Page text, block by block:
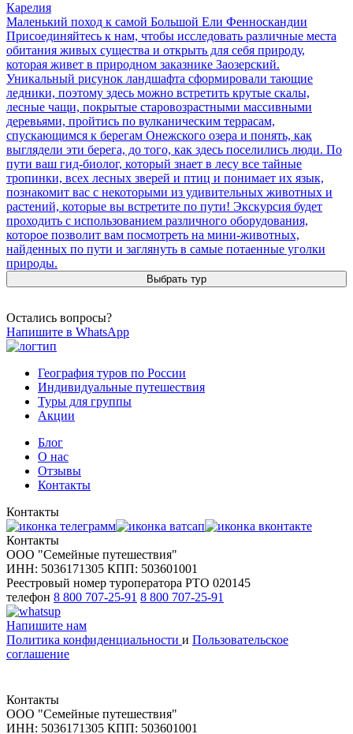
Карелия
Маленький поход к самой Большой Ели Фенноскандии
Присоединяйтесь к нам, чтобы исследовать различные места
обитания живых существа и открыть для себя природу,
которая живет в природном заказнике Заозерский.
Уникальный рисунок ландшафта сформировали тающие
ледники, поэтому здесь можно встретить крутые скалы,
лесные чащи, покрытые старовозрастными массивными
деревьями, пройтись по вулканическим террасам,
спускающимся к берегам Онежского озера и понять, как
выглядели эти берега, до того, как здесь поселились люди. По
пути ваш гид-биолог, который знает в лесу все тайные
тропинки, всех лесных зверей и птиц и понимает их язык,
познакомит вас с некоторыми из удивительных животных и
растений, которые вы встретите по пути! Экскурсия будет
проходить с использованием различного оборудования,
которое позволит вам посмотреть на мини-животных,
найденных по пути и заглянуть в самые потаенные уголки
природы.
Выбрать тур
Остались вопросы?
Напишите в WhatsApp
География туров по России
Индивидуальные путешествия
Туры для группы
Акции
Блог
О нас
Отзывы
Контакты
Контакты
Контакты
ООО "Семейные путешествия"
ИНН: 5036171305 КПП: 503601001
Реестровый номер туроператора РТО 020145
телефон 8 800 707-25-91 8 800 707-25-91
Напишите нам
Политика конфиденциальности и Пользовательское
соглашение
Контакты
ООО "Семейные путешествия"
ИНН: 5036171305 КПП: 503601001